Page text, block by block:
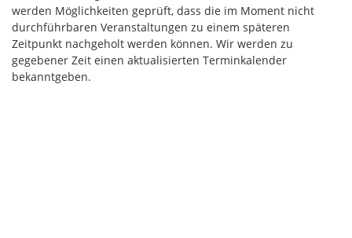
werden Möglichkeiten geprüft, dass die im Moment nicht
durchführbaren Veranstaltungen zu einem späteren
Zeitpunkt nachgeholt werden können. Wir werden zu
gegebener Zeit einen aktualisierten Terminkalender
bekanntgeben.